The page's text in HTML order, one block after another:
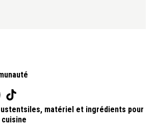
matériel et ingrédients pour